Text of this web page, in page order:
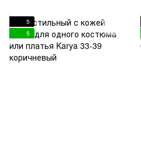
5
5